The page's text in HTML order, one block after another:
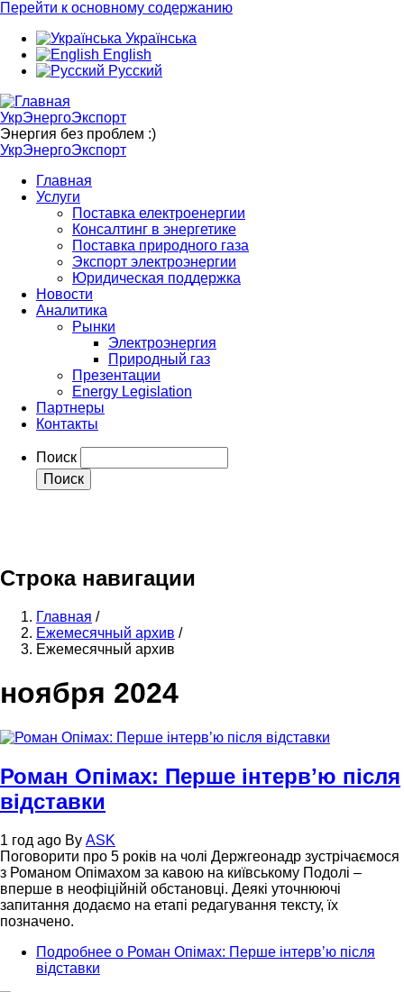
Перейти к основному содержанию
Українська
English
Русский
УкрЭнергоЭкспорт
Энергия без проблем :)
УкрЭнергоЭкспорт
Главная
Услуги
Поставка електроенергии
Консалтинг в энергетике
Поставка природного газа
Экспорт электроэнергии
Юридическая поддержка
Новости
Аналитика
Рынки
Электроэнергия
Природный газ
Презентации
Energy Legislation
Партнеры
Контакты
Поиск
Строка навигации
Главная /
Ежемесячный архив /
Ежемесячный архив
ноября 2024
Роман Опімах: Перше інтервʼю після
відставки
1 год ago By ASK
Поговорити про 5 років на чолі Держгеонадр зустрічаємося
з Романом Опімахом за кавою на київському Подолі –
вперше в неофіційній обстановці. Деякі уточнюючі
запитання додаємо на етапі редагування тексту, їх
позначено.
Подробнее о Роман Опімах: Перше інтервʼю після
відставки